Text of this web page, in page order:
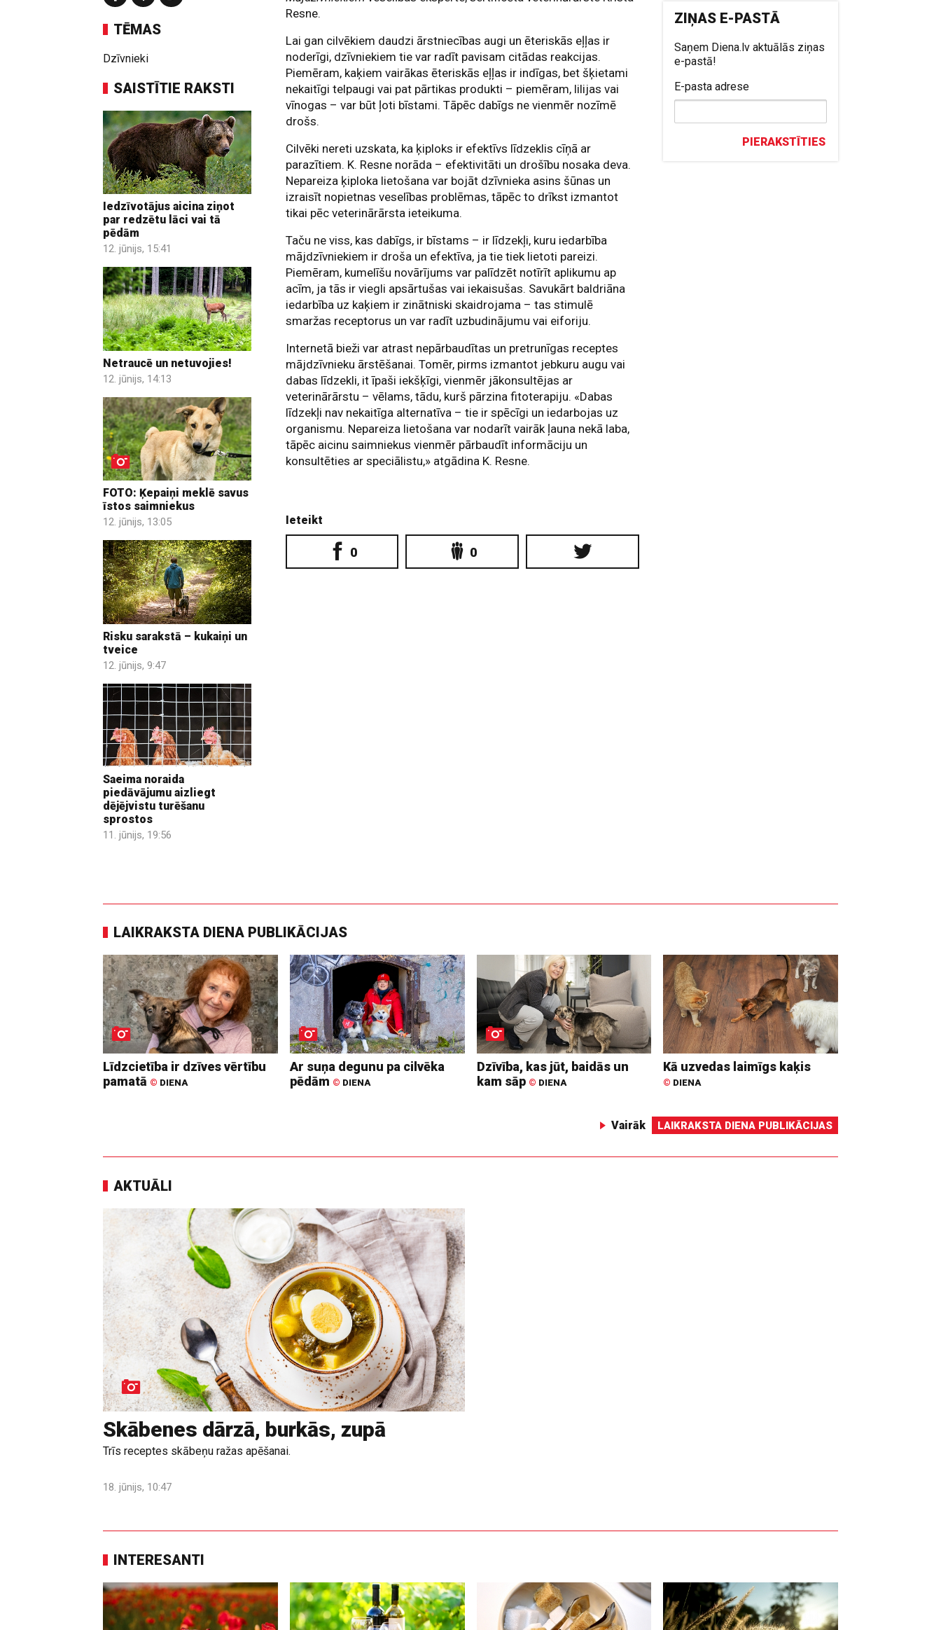
TĒMAS
Dzīvnieki
SAISTĪTIE RAKSTI
Iedzīvotājus aicina ziņot
par redzētu lāci vai tā
pēdām
12. jūnijs, 15:41
Netraucē un netuvojies!
12. jūnijs, 14:13
FOTO: Ķepaiņi meklē savus
īstos saimniekus
12. jūnijs, 13:05
Risku sarakstā – kukaiņi un
tveice
12. jūnijs, 9:47
Saeima noraida
piedāvājumu aizliegt
dējējvistu turēšanu
sprostos
11. jūnijs, 19:56
Resne.
Lai gan cilvēkiem daudzi ārstniecības augi un ēteriskās eļļas ir
noderīgi, dzīvniekiem tie var radīt pavisam citādas reakcijas.
Piemēram, kaķiem vairākas ēteriskās eļļas ir indīgas, bet šķietami
nekaitīgi telpaugi vai pat pārtikas produkti – piemēram, lilijas vai
vīnogas – var būt ļoti bīstami. Tāpēc dabīgs ne vienmēr nozīmē
drošs.
Cilvēki nereti uzskata, ka ķiploks ir efektīvs līdzeklis cīņā ar
parazītiem. K. Resne norāda – efektivitāti un drošību nosaka deva.
Nepareiza ķiploka lietošana var bojāt dzīvnieka asins šūnas un
izraisīt nopietnas veselības problēmas, tāpēc to drīkst izmantot
tikai pēc veterinārārsta ieteikuma.
Taču ne viss, kas dabīgs, ir bīstams – ir līdzekļi, kuru iedarbība
mājdzīvniekiem ir droša un efektīva, ja tie tiek lietoti pareizi.
Piemēram, kumelīšu novārījums var palīdzēt notīrīt aplikumu ap
acīm, ja tās ir viegli apsārtušas vai iekaisušas. Savukārt baldriāna
iedarbība uz kaķiem ir zinātniski skaidrojama – tas stimulē
smaržas receptorus un var radīt uzbudinājumu vai eiforiju.
Internetā bieži var atrast nepārbaudītas un pretrunīgas receptes
mājdzīvnieku ārstēšanai. Tomēr, pirms izmantot jebkuru augu vai
dabas līdzekli, it īpaši iekšķīgi, vienmēr jākonsultējas ar
veterinārārstu – vēlams, tādu, kurš pārzina fitoterapiju. «Dabas
līdzekļi nav nekaitīga alternatīva – tie ir spēcīgi un iedarbojas uz
organismu. Nepareiza lietošana var nodarīt vairāk ļauna nekā laba,
tāpēc aicinu saimniekus vienmēr pārbaudīt informāciju un
konsultēties ar speciālistu,» atgādina K. Resne.
Ieteikt
0 0
ZIŅAS E-PASTĀ
Saņem Diena.lv aktuālās ziņas
e-pastā!
E-pasta adrese
PIERAKSTĪTIES
LAIKRAKSTA DIENA PUBLIKĀCIJAS
Līdzcietība ir dzīves vērtību
pamatā © DIENA
Ar suņa degunu pa cilvēka
pēdām © DIENA
Dzīvība, kas jūt, baidās un
kam sāp © DIENA
Kā uzvedas laimīgs kaķis
© DIENA
Vairāk LAIKRAKSTA DIENA PUBLIKĀCIJAS
AKTUĀLI
Skābenes dārzā, burkās, zupā
Trīs receptes skābeņu ražas apēšanai.
18. jūnijs, 10:47
INTERESANTI